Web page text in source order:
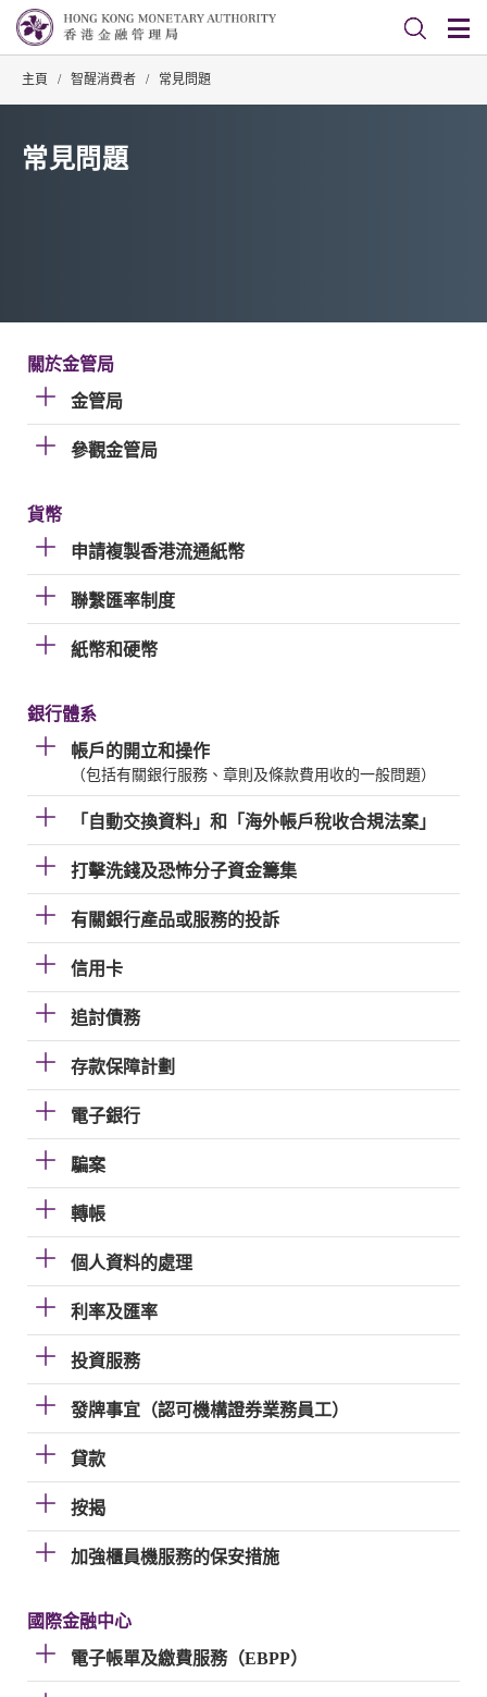
主頁 / 智醒消費者 / 常見問題
常見問題
關於金管局
金管局
參觀金管局
貨幣
申請複製香港流通紙幣
聯繫匯率制度
紙幣和硬幣
銀行體系
帳戶的開立和操作
（包括有關銀行服務、章則及條款費用收的一般問題）
「自動交換資料」和「海外帳戶稅收合規法案」
打擊洗錢及恐怖分子資金籌集
有關銀行產品或服務的投訴
信用卡
追討債務
存款保障計劃
電子銀行
騙案
轉帳
個人資料的處理
利率及匯率
投資服務
發牌事宜（認可機構證券業務員工）
貸款
按揭
加強櫃員機服務的保安措施
國際金融中心
電子帳單及繳費服務（EBPP）